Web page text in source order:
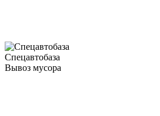
Спецавтобаза
Вывоз мусора